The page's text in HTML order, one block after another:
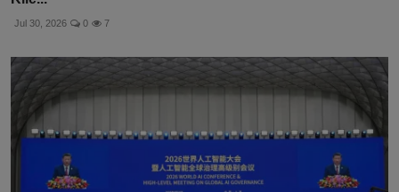
Jul 30, 2026 0 7